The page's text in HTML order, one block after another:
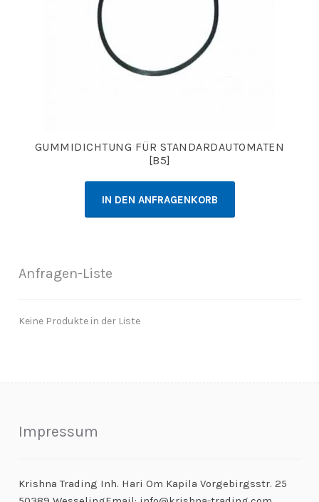
GUMMIDICHTUNG FÜR STANDARDAUTOMATEN
[B5]
IN DEN ANFRAGENKORB
Anfragen-Liste
Keine Produkte in der Liste
Impressum
Krishna Trading Inh. Hari Om Kapila Vorgebirgsstr. 25